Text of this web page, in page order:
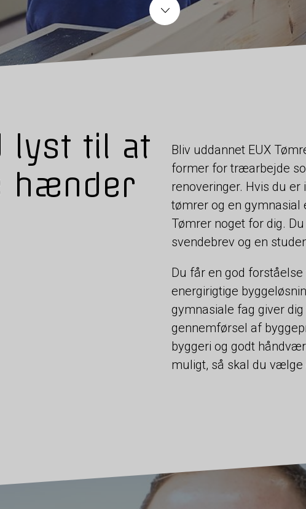
lyst til at
hænder
Bliv uddannet EUX
former for træarbejde
renoveringer. Hvis du
tømrer og en gymnasial
Tømrer noget for dig.
svendebrev og en
Du får en god
energirigtige
gymnasiale fag giver
gennemførsel af
byggeri og godt
muligt, så skal du vælge